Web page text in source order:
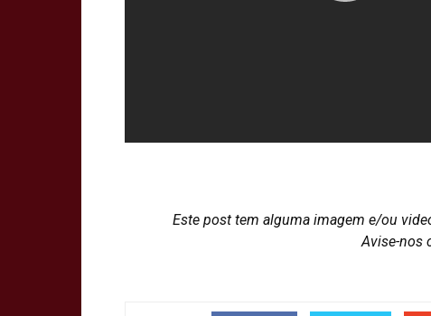
Este post tem alguma imagem e/ou
Avise-nos